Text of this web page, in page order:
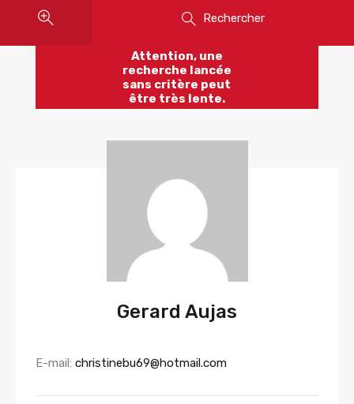
Rechercher
Attention, une
recherche lancée
sans critère peut
être très lente.
Gerard Aujas
E-mail: christinebu69@hotmail.com